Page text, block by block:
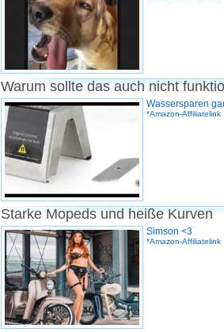
Warum sollte das auch nicht
Wassersparen
*Amazon-Affiliatelink
Starke Mopeds und heiße Kurven
Simson <3
*Amazon-Affiliatelink